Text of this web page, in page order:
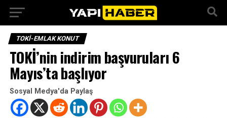
TOKI-EMLAK KONUT
TOKİ’nin indirim başvuruları 6
Mayıs’ta başlıyor
Sosyal Medya'da Paylaş